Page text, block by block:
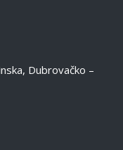
Dubrovačko –